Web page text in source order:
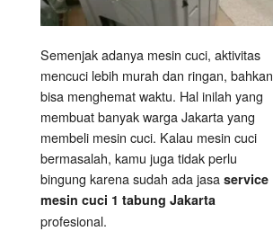
Semenjak adanya mesin cuci, aktivitas
mencuci lebih murah dan ringan, bahkan
bisa menghemat waktu. Hal inilah yang
membuat banyak warga Jakarta yang
membeli mesin cuci. Kalau mesin cuci
bermasalah, kamu juga tidak perlu
bingung karena sudah ada jasa service
mesin cuci 1 tabung Jakarta
profesional.